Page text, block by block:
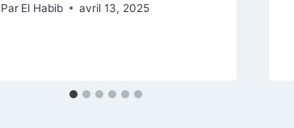
Par El Habib avril 13, 2025